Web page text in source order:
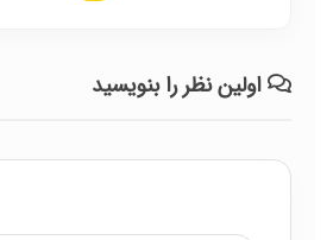
اولین نظر را بنویسید